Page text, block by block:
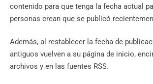
contenido para que tenga la fecha actual
personas crean que se publicó
Además, al restablecer la fecha de
antiguos vuelven a su página de inicio,
archivos y en las fuentes RSS.